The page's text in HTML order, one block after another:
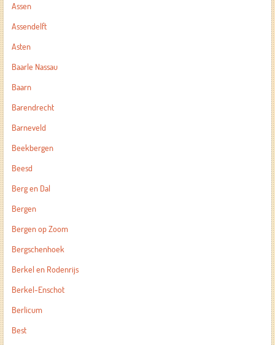
Assen
Assendelft
Asten
Baarle Nassau
Baarn
Barendrecht
Barneveld
Beekbergen
Beesd
Berg en Dal
Bergen
Bergen op Zoom
Bergschenhoek
Berkel en Rodenrijs
Berkel-Enschot
Berlicum
Best